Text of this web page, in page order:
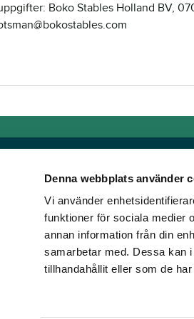
Denna webbplats använder
Vi använder
funktioner för sociala medier
annan information från din
samarbetar med. Dessa kan
tillhandahållit eller som de
Boko Stables Holland BV,
by TR Media
Sveriges främsta varumärken för dig som
då tidningen Travronden grundades, har